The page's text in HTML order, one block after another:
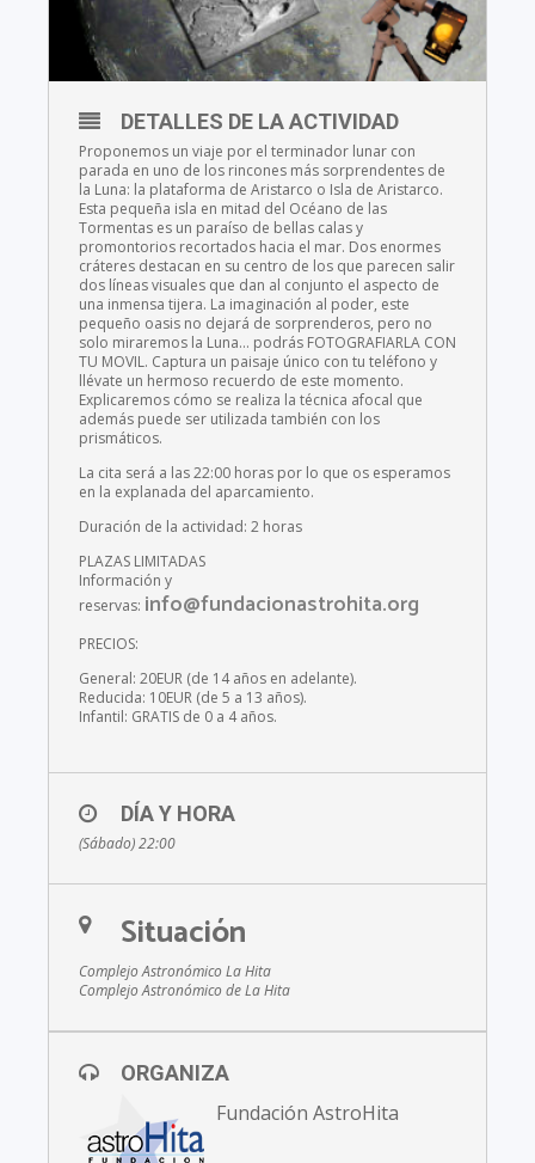
DETALLES DE LA ACTIVIDAD
Proponemos un viaje por el terminador lunar con
parada en uno de los rincones más sorprendentes de
la Luna: la plataforma de Aristarco o Isla de Aristarco.
Esta pequeña isla en mitad del Océano de las
Tormentas es un paraíso de bellas calas y
promontorios recortados hacia el mar. Dos enormes
cráteres destacan en su centro de los que parecen salir
dos líneas visuales que dan al conjunto el aspecto de
una inmensa tijera. La imaginación al poder, este
pequeño oasis no dejará de sorprenderos, pero no
solo miraremos la Luna… podrás FOTOGRAFIARLA CON
TU MOVIL. Captura un paisaje único con tu teléfono y
llévate un hermoso recuerdo de este momento.
Explicaremos cómo se realiza la técnica afocal que
además puede ser utilizada también con los
prismáticos.
La cita será a las 22:00 horas por lo que os esperamos
en la explanada del aparcamiento.
Duración de la actividad: 2 horas
PLAZAS LIMITADAS
Información y
reservas: info@fundacionastrohita.org
PRECIOS:
General: 20EUR (de 14 años en adelante).
Reducida: 10EUR (de 5 a 13 años).
Infantil: GRATIS de 0 a 4 años.
DÍA Y HORA
(Sábado) 22:00
Situación
Complejo Astronómico La Hita
Complejo Astronómico de La Hita
ORGANIZA
Fundación AstroHita